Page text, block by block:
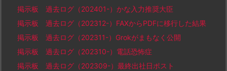
掲示板 過去ログ（202401-）かな入力推奨大臣
掲示板 過去ログ（202312-）FAXからPDFに移行した結果
掲示板 過去ログ（202311-）Grokがまもなく公開
掲示板 過去ログ（202310-）電話恐怖症
掲示板 過去ログ（202309-）最終出社日ポスト